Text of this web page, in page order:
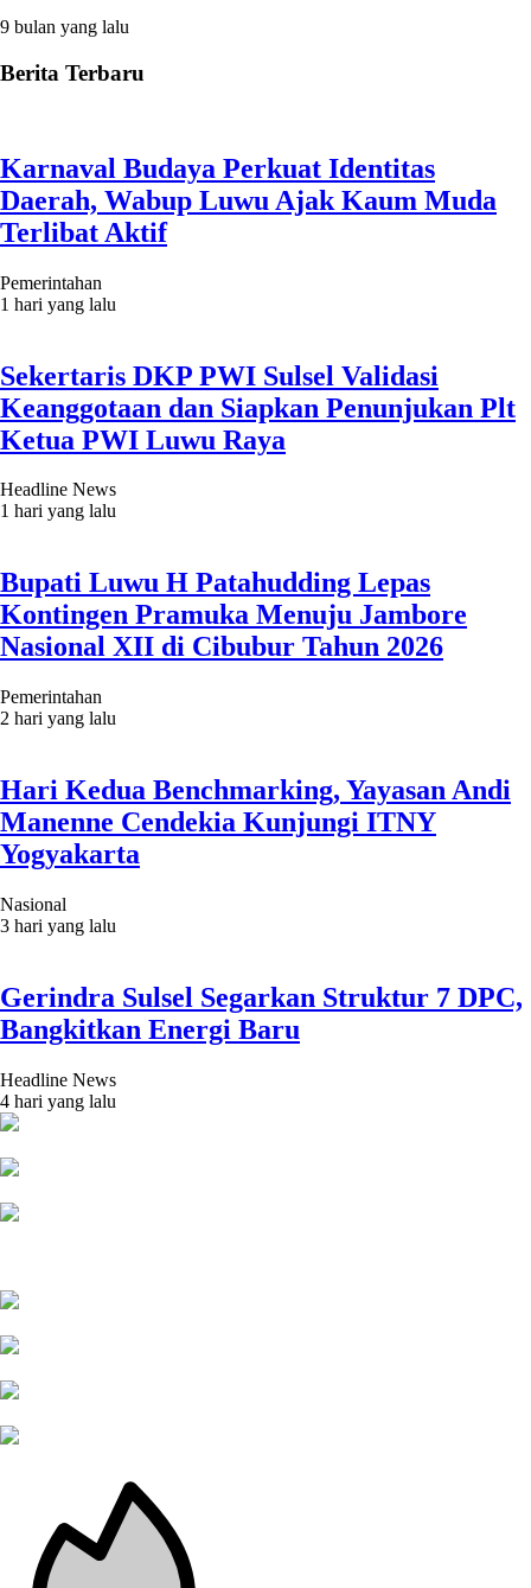
9 bulan yang lalu
Berita Terbaru
Karnaval Budaya Perkuat Identitas
Daerah, Wabup Luwu Ajak Kaum Muda
Terlibat Aktif
Pemerintahan
1 hari yang lalu
Sekertaris DKP PWI Sulsel Validasi
Keanggotaan dan Siapkan Penunjukan Plt
Ketua PWI Luwu Raya
Headline News
1 hari yang lalu
Bupati Luwu H Patahudding Lepas
Kontingen Pramuka Menuju Jambore
Nasional XII di Cibubur Tahun 2026
Pemerintahan
2 hari yang lalu
Hari Kedua Benchmarking, Yayasan Andi
Manenne Cendekia Kunjungi ITNY
Yogyakarta
Nasional
3 hari yang lalu
Gerindra Sulsel Segarkan Struktur 7 DPC,
Bangkitkan Energi Baru
Headline News
4 hari yang lalu